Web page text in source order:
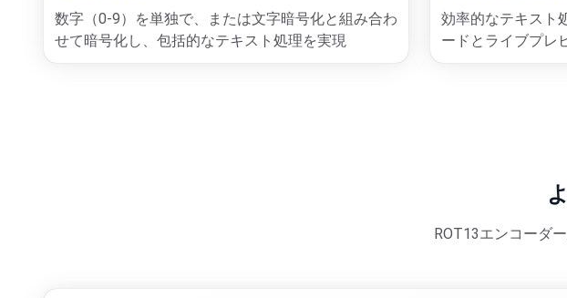
数字（0-9）を単独で、または文字暗号化と組み合わ
せて暗号化し、包括的なテキスト処理を実現
効率的なテキスト
ードとライブプレ
ROT13エンコーダ